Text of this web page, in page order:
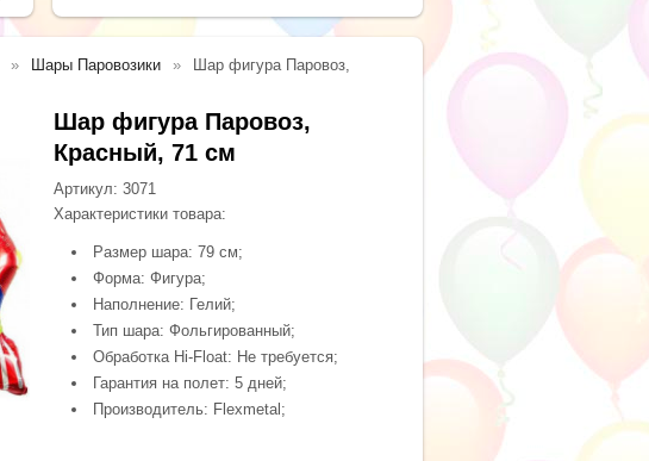
Шары Паровозики
Шар фигура Паровоз,
Шар фигура Паровоз,
Красный, 71 см
Артикул: 3071
Характеристики товара:
Размер шара: 79 см;
Форма: Фигура;
Наполнение: Гелий;
Тип шара: Фольгированный;
Обработка Hi-Float: Не требуется;
Гарантия на полет: 5 дней;
Производитель: Flexmetal;